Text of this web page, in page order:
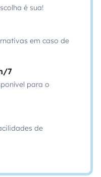
é sua!
em caso de
7
para o
de